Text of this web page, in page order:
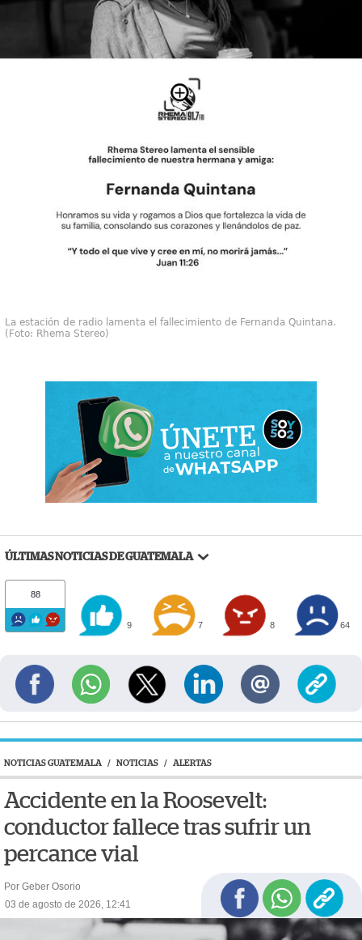
La estación de radio lamenta el fallecimiento de Fernanda Quintana.
(Foto: Rhema Stereo)
ÚLTIMAS NOTICIAS DE GUATEMALA
88
9 7 8 64
NOTICIAS GUATEMALA / NOTICIAS / ALERTAS
Accidente en la Roosevelt:
conductor fallece tras sufrir un
percance vial
Por Geber Osorio
03 de agosto de 2026, 12:41